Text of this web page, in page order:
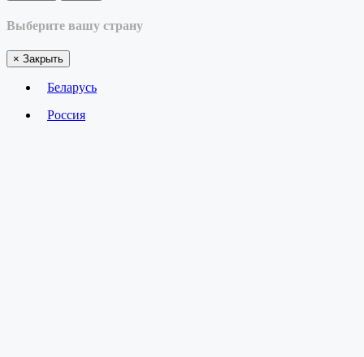
Выберите вашу страну
× Закрыть
Беларусь
Россия